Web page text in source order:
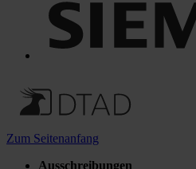
Zum Seitenanfang
Ausschreibungen